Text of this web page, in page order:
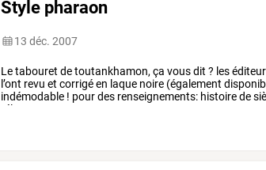
Style pharaon
13 déc. 2007
Le tabouret de toutankhamon, ça vous dit ? les
l’ont revu et corrigé en laque noire (également
indémodable ! pour des renseignements: histoire de
tél. : 00 32 2 644 26 21